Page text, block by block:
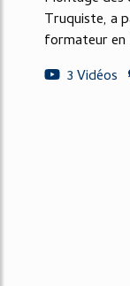
Truquiste, a
formateur en
3 Vidéos